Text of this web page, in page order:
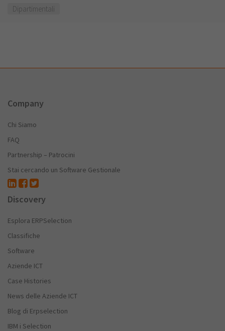
Dipartimentali
Company
Chi Siamo
FAQ
Partnership – Patrocini
Stai cercando un Software Gestionale
Discovery
Esplora ERPSelection
Classifiche
Software
Aziende ICT
Case Histories
News delle Aziende ICT
Blog di Erpselection
IBM i Selection